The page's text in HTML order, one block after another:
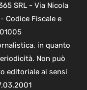
SRL - Via Nicola
Codice Fiscale e
in quanto
Non può
editoriale ai sensi